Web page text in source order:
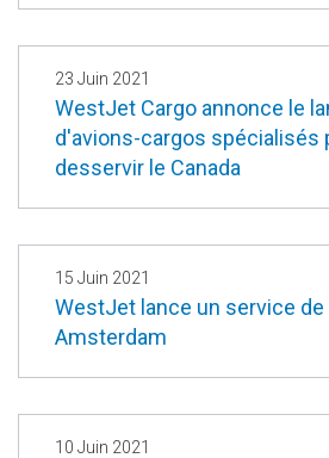
23 Juin 2021
WestJet Cargo annonce le
d'avions-cargos spécialisés
desservir le Canada
15 Juin 2021
WestJet lance un service de
Amsterdam
10 Juin 2021